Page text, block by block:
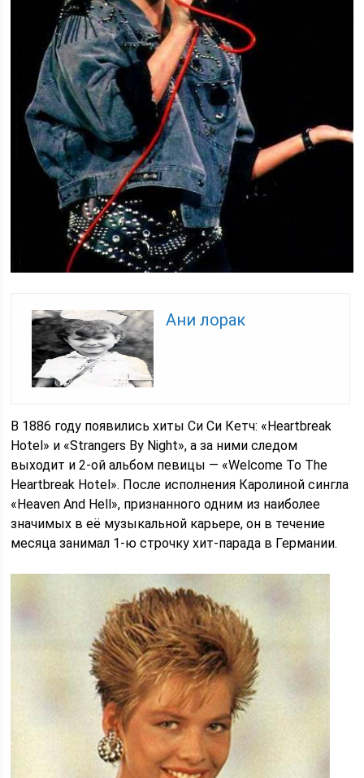
Ани лорак
В 1886 году появились хиты Си Си Кетч: «Heartbreak
Hotel» и «Strangers By Night», а за ними следом
выходит и 2-ой альбом певицы — «Welcome To The
Heartbreak Hotel». После исполнения Каролиной сингла
«Heaven And Hell», признанного одним из наиболее
значимых в её музыкальной карьере, он в течение
месяца занимал 1-ю строчку хит-парада в Германии.